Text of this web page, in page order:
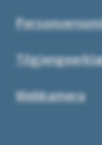
Webkamera